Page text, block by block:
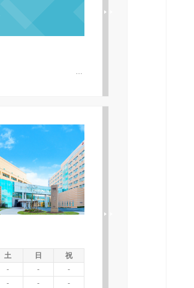
診療日 月曜日～土曜日（但し土曜日は午前中診療） 診療時間 平日 9:00～、13:30～ 土曜 9:00～ 診療は、原則として予約制です。 ※急患はこの限りではありません。 （救急外来は24時間診療・年中無休） 休診 日曜日、祝日、年末年始（12月29日～1月3日） 6月1日は学園創立記念日につき休診いたします。
産科 | 眼科 | 放射線科
土 日
祝
- -
-
- -
-